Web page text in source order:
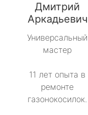
Дмитрий
Аркадьевич
Универсальный
мастер
11 лет опыта в
ремонте
газонокосилок.